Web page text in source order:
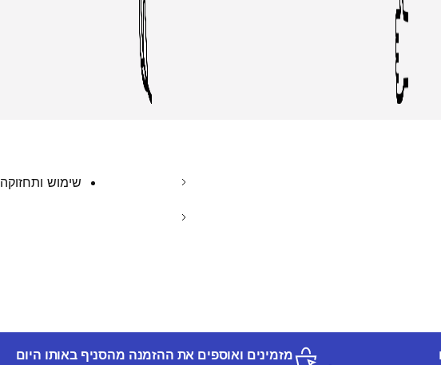
שימוש ותחזוקה
מזמינים ואוספים את ההזמנה מהסניף באותו היום